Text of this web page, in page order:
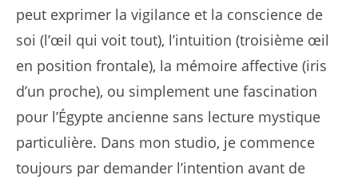
peut exprimer la vigilance et la conscience de
soi (l’œil qui voit tout), l’intuition (troisième œil
en position frontale), la mémoire affective (iris
d’un proche), ou simplement une fascination
pour l’Égypte ancienne sans lecture mystique
particulière. Dans mon studio, je commence
toujours par demander l’intention avant de